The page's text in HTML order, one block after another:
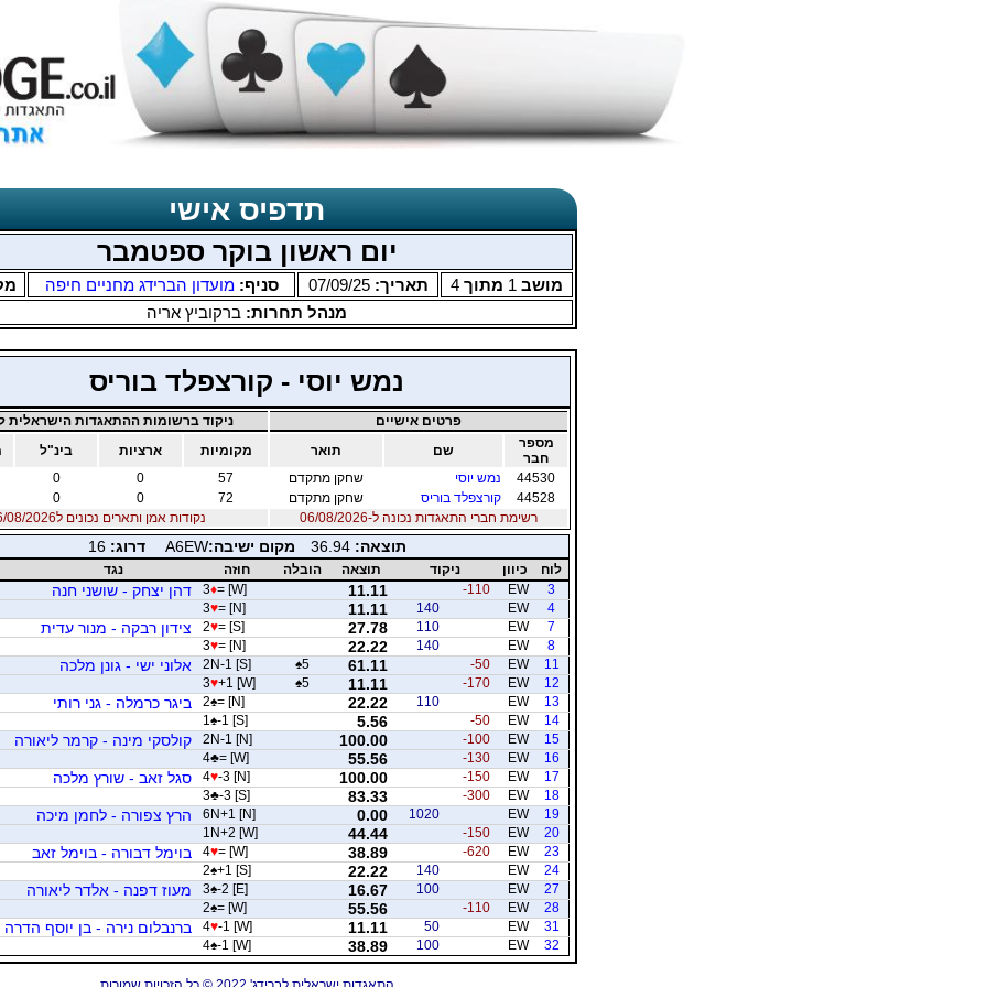
תדפיס אישי
יום ראשון בוקר ספטמבר
מושב 1 מתוך 4 תאריך:07/09/25 סניף:מועדון הברידג מחניים חיפה
מנהל תחרות: ברקוביץ אריה
נמש יוסי - קורצפלד בוריס
פרטים אישיים
ניקוד ברשומות ההתאגדות הישראלית
מספר
חבר
שם תואר מקומיות ארציות בינ"ל
44530
נמש יוסי שחקן מתקדם 57
0
0
44528
קורצפלד בוריס שחקן מתקדם 72
0
0
רשימת חברי התאגדות נכונה ל-06/08/2026
נקודות אמן ותארים נכונים ל06/08/2026
תוצאה:36.94 מקום ישיבה:A6EW דרוג:16
לוח כיוון ניקוד תוצאה הובלה חוזה
נגד
3
EW
-110
11.11
3♦= [W] דהן יצחק - שושני חנה
4
EW
140
11.11
3♥= [N]
7
EW
110
27.78
2♥= [S] צידון רבקה - מנור עדית
8
EW
140
22.22
3♥= [N]
11
EW
-50
61.11
♠5
2N-1 [S] אלוני ישי - גונן מלכה
12
EW
-170
11.11
♠5
3♥+1 [W]
13
EW
110
22.22
2♠= [N] ביגר כרמלה - גני רותי
14
EW
-50
5.56
1 ♠-1 [S]
15
EW
-100
100.00
2N-1 [N] קולסקי מינה - קרמר ליאורה
16
EW
-130
55.56
4♣= [W]
17
EW
-150
100.00
4♥-3 [N] סגל זאב - שורץ מלכה
18
EW
-300
83.33
3♣-3 [S]
19
EW
1020
0.00
6N+1 [N] הרץ צפורה - לחמן מיכה
20
EW
-150
44.44
1N+2 [W]
23
EW
-620
38.89
4♥= [W] בוימל דבורה - בוימל זאב
24
EW
140
22.22
2♠+1 [S]
27
EW
100
16.67
3♠-2 [E] מעוז דפנה - אלדר ליאורה
28
EW
-110
55.56
2♠= [W]
31
EW
50
11.11
4♥-1 [W] ברנבלום נירה - בן יוסף הדרה
32
EW
100
38.89
4♠-1 [W]